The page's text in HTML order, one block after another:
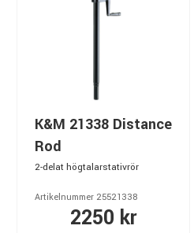
K&M 21338 Distance
Rod
2-delat högtalarstativrör
Artikelnummer 25521338
2250 kr